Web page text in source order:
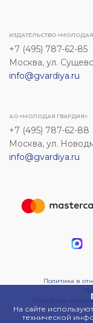
ИЗДАТЕЛЬСТВО «МОЛОДАЯ
+7 (495) 787-62-85
Москва, ул.
info@gvardiya.ru
АО «МОЛОДАЯ ГВАРДИЯ»
+7 (495) 787-62-88
Москва, ул.
info@gvardiya.ru
Политика в
Обработка
Все права на
На сайте
технической